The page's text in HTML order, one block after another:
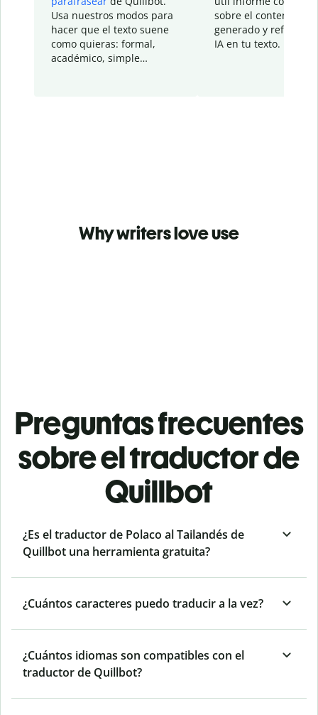
Usa nuestros modos para
hacer que el texto suene
como quieras: formal,
académico, simple…
sobre el contenido
generado y refinado
IA en tu texto.
Why writers love use
Preguntas frecuentes
sobre el traductor de
Quillbot
¿Es el traductor de Polaco al Tailandés de
Quillbot una herramienta gratuita?
¿Cuántos caracteres puedo traducir a la vez?
¿Cuántos idiomas son compatibles con el
traductor de Quillbot?